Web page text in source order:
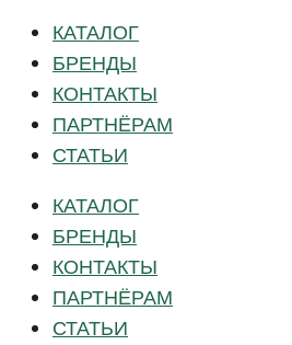
КАТАЛОГ
БРЕНДЫ
КОНТАКТЫ
ПАРТНЁРАМ
СТАТЬИ
КАТАЛОГ
БРЕНДЫ
КОНТАКТЫ
ПАРТНЁРАМ
СТАТЬИ